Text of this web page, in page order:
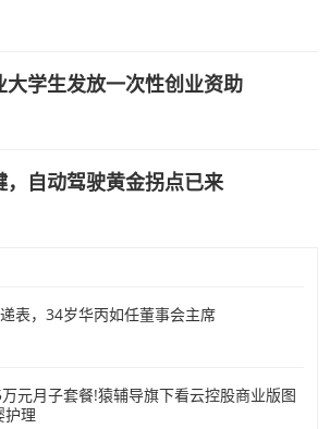
大学生发放一次性创业资助
，自动驾驶黄金拐点已来
表，34岁华丙如任董事会主席
元月子套餐!猿辅导旗下看云控股商业版图
护理